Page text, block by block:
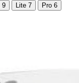
9 Lite 7 Pro 6